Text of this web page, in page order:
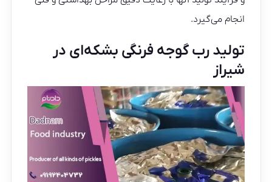
انجام می‌گیرد.
تولید رب گوجه فرنگی بشکه‌ای در
شیراز